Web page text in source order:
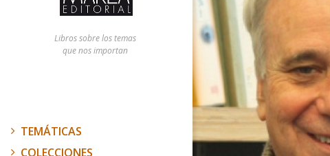
Libros sobre los temas
que nos importan
TEMÁTICAS
COLECCIONES